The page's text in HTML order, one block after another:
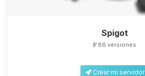
Spigot
86 versiones
Crear mi servidor